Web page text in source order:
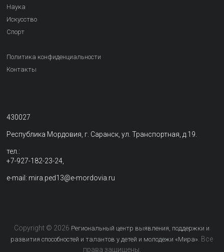
Наука
Искусство
Спорт
Политика конфиденциальности
Контакты
430027
Республика Мордовия, г. Саранск, ул. Транспортная, д.19.
тел.:
+7-927-182-23-24,
e-mail: mira.ped13@e-mordovia.ru
Copyright © 2026 Региональный центр выявления, поддержки и
развития способностей и талантов у детей и молодежи «Мира». Все
права защищены.